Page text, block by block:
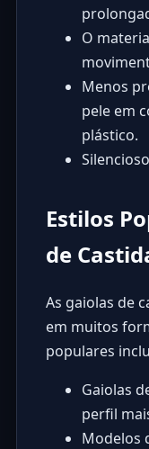
O
Menos
pele em
plástico.
Estilos
de
As gaiolas de
em muitos
populares
Gaiolas
perfil
Modelos